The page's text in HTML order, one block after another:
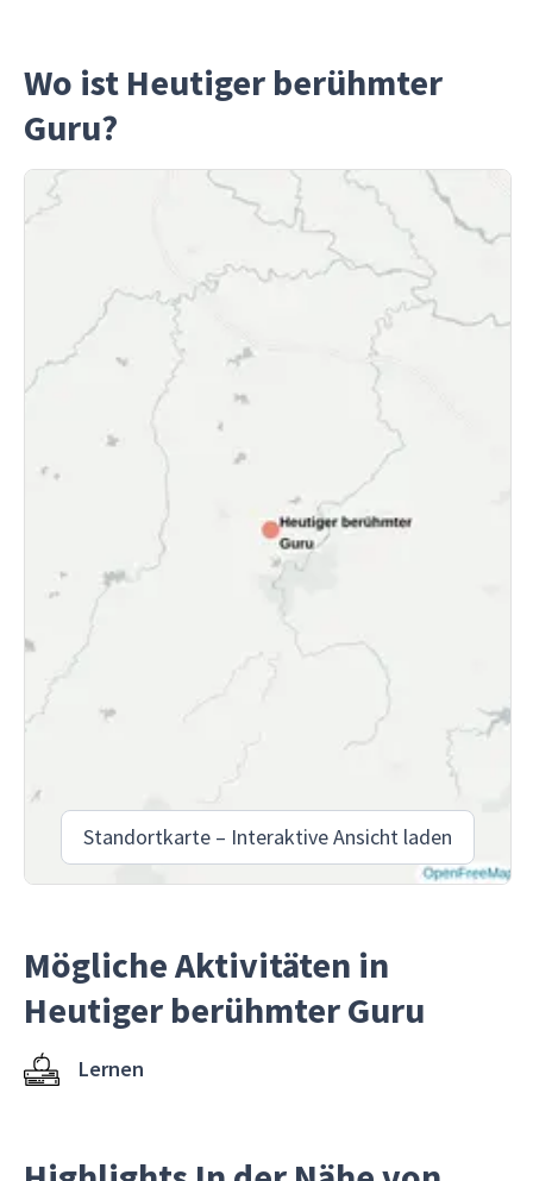
Wo ist Heutiger berühmter
Guru?
Standortkarte – Interaktive Ansicht laden
Mögliche Aktivitäten in
Heutiger berühmter Guru
Lernen